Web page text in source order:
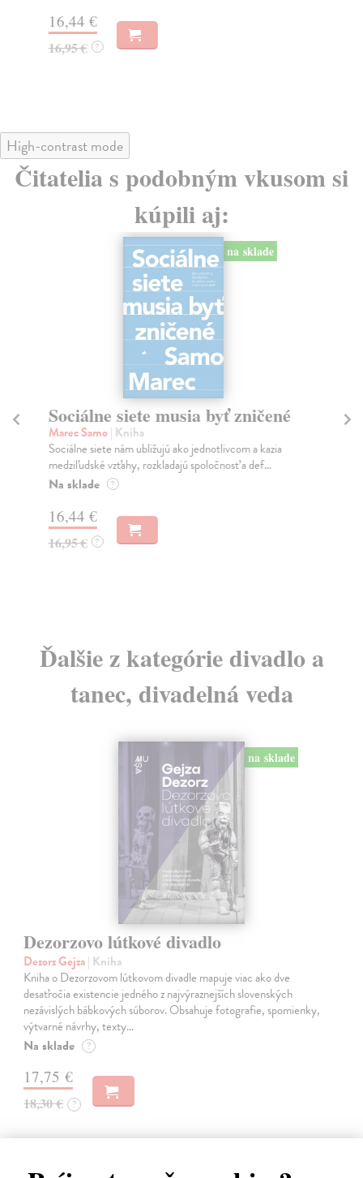
16,44 €
16,95 € ?
High-contrast mode
Čitatelia s podobným vkusom si
kúpili aj:
na sklade
Sociálne siete musia byť zničené
Marec Samo| Kniha
Sociálne siete nám ubližujú ako jednotlivcom a kazia
medziľudské vzťahy, rozkladajú spoločnosť a def...
Na sklade ?
16,44 €
16,95 € ?
Ďalšie z kategórie divadlo a
tanec, divadelná veda
na sklade
Dezorzovo lútkové divadlo
Dezorz Gejza| Kniha
Kniha o Dezorzovom lútkovom divadle mapuje viac ako dve
desaťročia existencie jedného z najvýraznejších slovenských
nezávislých bábkových súborov. Obsahuje fotografie, spomienky,
výtvarné návrhy, texty…
Na sklade ?
17,75 €
18,30 € ?